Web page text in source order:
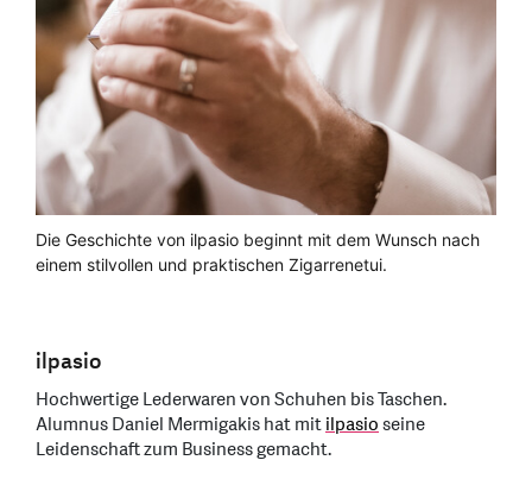
Die Geschichte von ilpasio beginnt mit dem Wunsch nach
einem stilvollen und praktischen Zigarrenetui.
ilpasio
Hochwertige Lederwaren von Schuhen bis Taschen.
Alumnus Daniel Mermigakis hat mitilpasioseine
Leidenschaft zum Business gemacht.